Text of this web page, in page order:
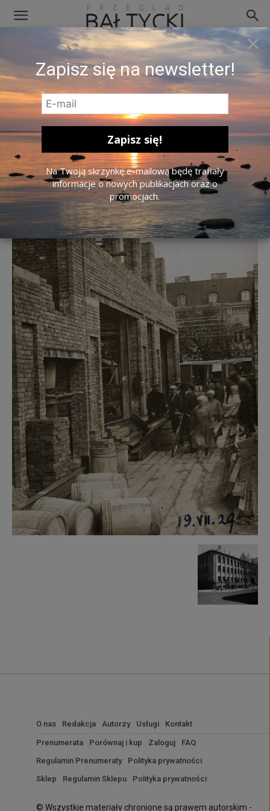
Budowa kinoteatru „Metropolitan” w
Kownie, K. Duż-Duszewski w białej
czapce. Zdjęcie z albumu rodzinnego
Duż-Duszewskich, użyczone przez śp.
N.R. Dušauskienė-Duž.
O nas Redakcja Autorzy Usługi Kontakt
Prenumerata Porównaj i kup Zaloguj
FAQ
Regulamin Prenumeraty
Polityka prywatności
Sklep
Regulamin Sklepu Polityka prywatności
© Wszystkie materiały chronione są prawem autorskim -
×
Zapisz się na newsletter!
Na Twoją skrzynkę e-mailową będę trafiały
informacje o nowych publikacjach oraz o
promocjach.